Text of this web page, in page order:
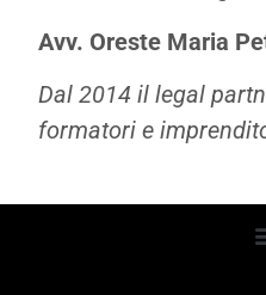
Avv. Oreste Maria
Dal 2014 il legal
formatori e